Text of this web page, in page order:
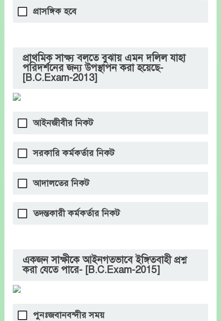
প্রাসঙ্গিক হবে
প্রাথমিক সাক্ষ্য বলতে বুঝায় এমন দলিল যাহা
পরিদর্শনের জন্য উপস্থাপন করা হয়েছে-
[B.C.Exam-2013]
আইনজীবীর নিকট
সরকারি কর্মকর্তার নিকট
আদালতের নিকট
তদন্তকারী কর্মকর্তার নিকট
একজন সাক্ষীকে আইনগতভাবে ইঙ্গিতবাহী প্রশ্ন
করা যেতে পারে- [B.C.Exam-2015]
পুনঃজবানবন্দীর সময়